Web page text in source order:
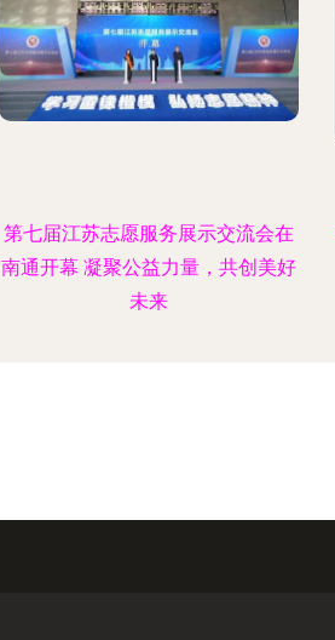
第七届江苏志愿服务展示交流会在
南通开幕 凝聚公益力量，共创美好
未来